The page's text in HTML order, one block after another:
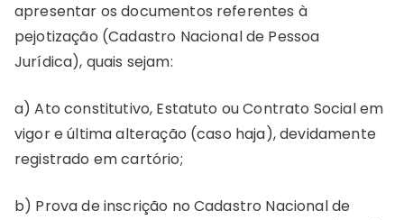
apresentar os documentos referentes à
pejotização (Cadastro Nacional de Pessoa
Jurídica), quais sejam:
a) Ato constitutivo, Estatuto ou Contrato Social em
vigor e última alteração (caso haja), devidamente
registrado em cartório;
b) Prova de inscrição no Cadastro Nacional de